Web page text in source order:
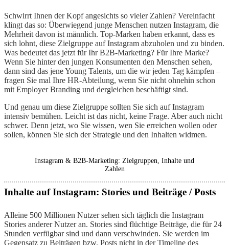
Schwirrt Ihnen der Kopf angesichts so vieler Zahlen? Vereinfacht
klingt das so: Überwiegend junge Menschen nutzen Instagram, die
Mehrheit davon ist männlich. Top-Marken haben erkannt, dass es
sich lohnt, diese Zielgruppe auf Instagram abzuholen und zu binden.
Was bedeutet das jetzt für Ihr B2B-Marketing? Für Ihre Marke?
Wenn Sie hinter den jungen Konsumenten den Menschen sehen,
dann sind das jene Young Talents, um die wir jeden Tag kämpfen –
fragen Sie mal Ihre HR-Abteilung, wenn Sie nicht ohnehin schon
mit Employer Branding und dergleichen beschäftigt sind.
Und genau um diese Zielgruppe sollten Sie sich auf Instagram
intensiv bemühen. Leicht ist das nicht, keine Frage. Aber auch nicht
schwer. Denn jetzt, wo Sie wissen, wen Sie erreichen wollen oder
sollen, können Sie sich der Strategie und den Inhalten widmen.
Instagram & B2B-Marketing: Zielgruppen, Inhalte und
Zahlen
Inhalte auf Instagram: Stories und Beiträge / Posts
Alleine 500 Millionen Nutzer sehen sich täglich die Instagram
Stories anderer Nutzer an. Stories sind flüchtige Beiträge, die für 24
Stunden verfügbar sind und dann verschwinden. Sie werden im
Gegensatz zu Beiträgen bzw. Posts nicht in der Timeline des